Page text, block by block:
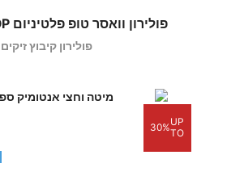
פולירון וואסר טופ פלטיניום WASSER TOP
פולירון קיבוץ זיקים
UP
TO
30%